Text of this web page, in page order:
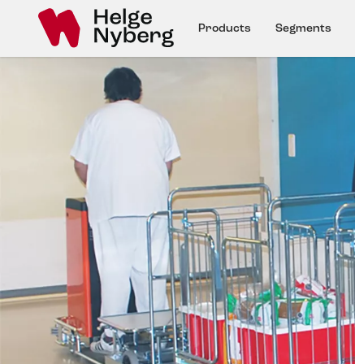
Products Segments